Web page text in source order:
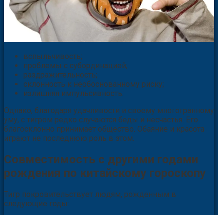
вспыльчивость;
проблемы с субординацией;
раздражительность;
склонность к необоснованному риску;
излишняя импульсивность.
Однако, благодаря удачливости и своему многогранному
уму, с тигром редко случаются беды и несчастья. Его
благосклонно принимает общество. Обаяние и красота
играют не последнюю роль в этом.
Совместимость с другими годами
рождения по китайскому гороскопу
Тигр покровительствует людям, рожденным в
следующие годы: